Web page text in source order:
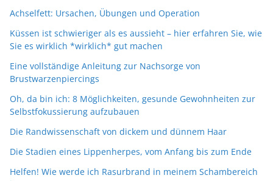
Achselfett: Ursachen, Übungen und Operation
Küssen ist schwieriger als es aussieht – hier erfahren Sie, wie
Sie es wirklich *wirklich* gut machen
Eine vollständige Anleitung zur Nachsorge von
Brustwarzenpiercings
Oh, da bin ich: 8 Möglichkeiten, gesunde Gewohnheiten zur
Selbstfokussierung aufzubauen
Die Randwissenschaft von dickem und dünnem Haar
Die Stadien eines Lippenherpes, vom Anfang bis zum Ende
Helfen! Wie werde ich Rasurbrand in meinem Schambereich